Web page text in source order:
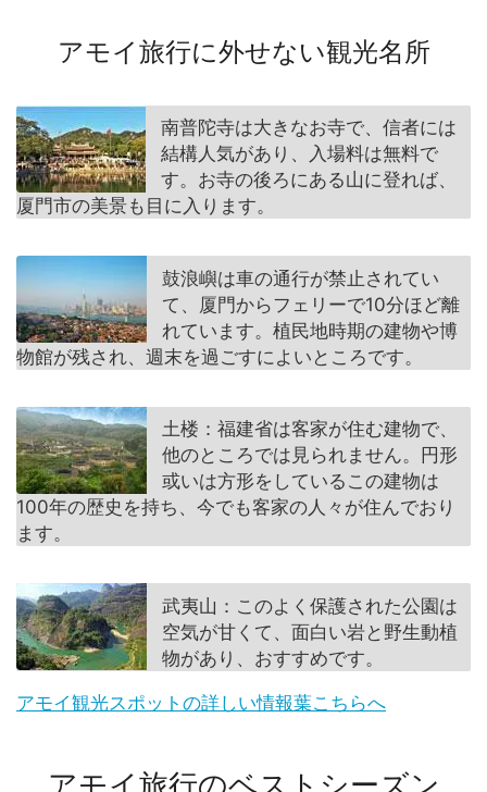
アモイ旅行に外せない観光名所
南普陀寺は大きなお寺で、信者には
結構人気があり、入場料は無料で
す。お寺の後ろにある山に登れば、
厦門市の美景も目に入ります。
鼓浪嶼は車の通行が禁止されてい
て、厦門からフェリーで10分ほど離
れています。植民地時期の建物や博
物館が残され、週末を過ごすによいところです。
土楼：福建省は客家が住む建物で、
他のところでは見られません。円形
或いは方形をしているこの建物は
100年の歴史を持ち、今でも客家の人々が住んでおり
ます。
武夷山：このよく保護された公園は
空気が甘くて、面白い岩と野生動植
物があり、おすすめです。
アモイ観光スポットの詳しい情報葉こちらへ